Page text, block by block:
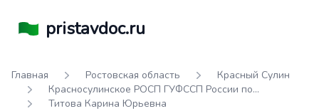
pristavdoc.ru
Главная Ростовская область
Красный Сулин
Красносулинское РОСП ГУФССП России по
Ростовской области
Титова Карина Юрьевна